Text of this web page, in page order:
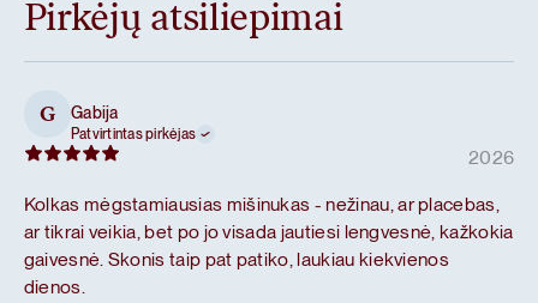
Pirkėjų atsiliepimai
G Gabija
Patvirtintas pirkėjas
2026
Kolkas mėgstamiausias mišinukas - nežinau, ar placebas,
ar tikrai veikia, bet po jo visada jautiesi lengvesnė, kažkokia
gaivesnė. Skonis taip pat patiko, laukiau kiekvienos
dienos.